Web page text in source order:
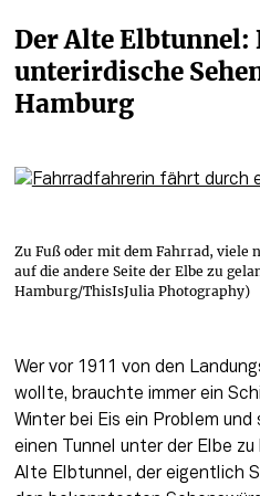
Der Alte Elbtunnel:
unterirdische
Hamburg
Zu Fuß oder mit dem Fahrrad, viele
auf die andere Seite der Elbe zu
Hamburg/ThisIsJulia Photography)
Wer vor 1911 von den
wollte, brauchte immer ein
Winter bei Eis ein Problem
einen Tunnel unter der Elbe
Alte Elbtunnel, der eigentlich